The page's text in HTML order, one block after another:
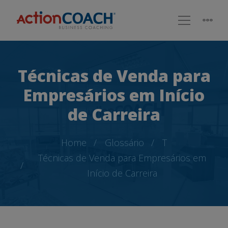
Técnicas de Venda para
Empresários em Início
de Carreira
Home Glossário
T
Técnicas de Venda para Empresários em
Início de Carreira